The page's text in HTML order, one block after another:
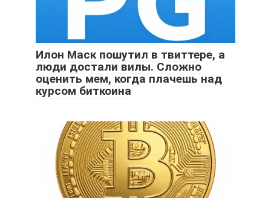
Илон Маск пошутил в твиттере, а
люди достали вилы. Сложно
оценить мем, когда плачешь над
курсом биткоина